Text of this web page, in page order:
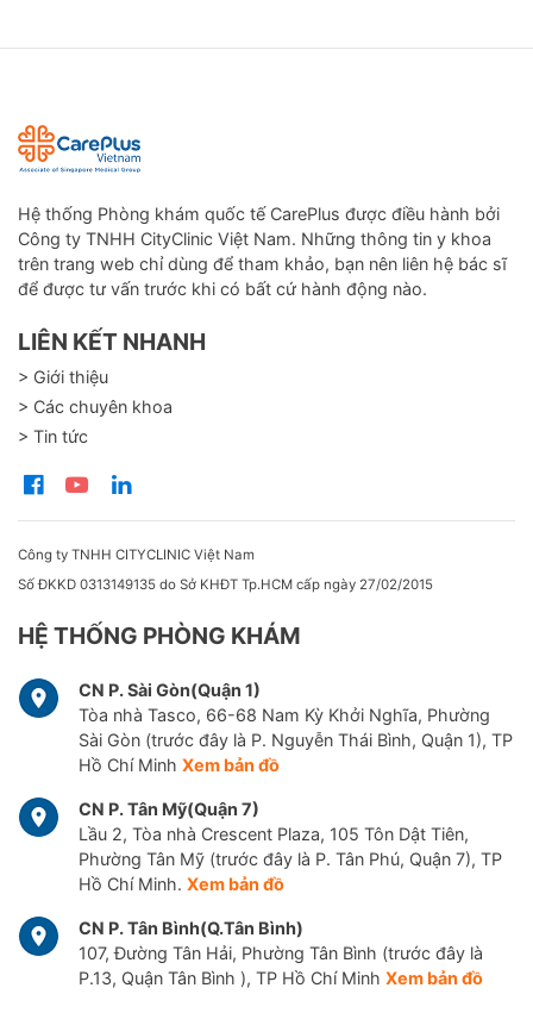
Hệ thống Phòng khám quốc tế CarePlus được điều hành bởi
Công ty TNHH CityClinic Việt Nam. Những thông tin y khoa
trên trang web chỉ dùng để tham khảo, bạn nên liên hệ bác sĩ
để được tư vấn trước khi có bất cứ hành động nào.
LIÊN KẾT NHANH
> Giới thiệu
> Các chuyên khoa
> Tin tức
Công ty TNHH CITYCLINIC Việt Nam
Số ĐKKD 0313149135 do Sở KHĐT Tp.HCM cấp ngày 27/02/2015
HỆ THỐNG PHÒNG KHÁM
CN P. Sài Gòn(Quận 1)
Tòa nhà Tasco, 66-68 Nam Kỳ Khởi Nghĩa, Phường
Sài Gòn (trước đây là P. Nguyễn Thái Bình, Quận 1), TP
Hồ Chí Minh Xem bản đồ
CN P. Tân Mỹ(Quận 7)
Lầu 2, Tòa nhà Crescent Plaza, 105 Tôn Dật Tiên,
Phường Tân Mỹ (trước đây là P. Tân Phú, Quận 7), TP
Hồ Chí Minh. Xem bản đồ
CN P. Tân Bình(Q.Tân Bình)
107, Đường Tân Hải, Phường Tân Bình (trước đây là
P.13, Quận Tân Bình ), TP Hồ Chí Minh Xem bản đồ